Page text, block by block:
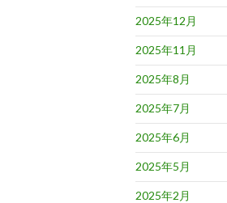
2025年12月
2025年11月
2025年8月
2025年7月
2025年6月
2025年5月
2025年2月